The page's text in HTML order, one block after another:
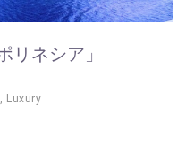
リネシア」
, Luxury